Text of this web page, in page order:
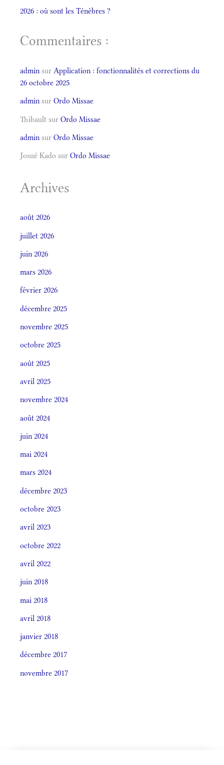
2026 : où sont les Ténèbres ?
Commentaires :
admin sur Application : fonctionnalités et corrections du
26 octobre 2025
admin sur Ordo Missae
Thibault sur Ordo Missae
admin sur Ordo Missae
Josué Kado sur Ordo Missae
Archives
août 2026
juillet 2026
juin 2026
mars 2026
février 2026
décembre 2025
novembre 2025
octobre 2025
août 2025
avril 2025
novembre 2024
août 2024
juin 2024
mai 2024
mars 2024
décembre 2023
octobre 2023
avril 2023
octobre 2022
avril 2022
juin 2018
mai 2018
avril 2018
janvier 2018
décembre 2017
novembre 2017